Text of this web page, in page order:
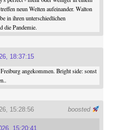
neun Welten aufeinander. Walton
in ihren unterschiedlichen
die Pandemie.
18:37:15
angekommen. Bright side: sonst
boosted
15:28:56
15:20:41